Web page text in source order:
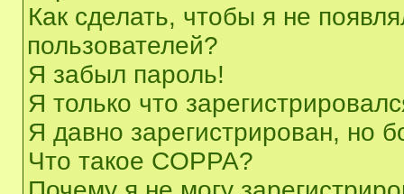
Как сделать, чтобы я не
пользователей?
Я забыл пароль!
Я только что
Я давно зарегистрирован, но
Что такое COPPA?